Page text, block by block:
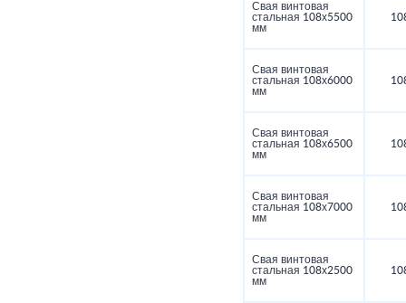
Свая винтовая
стальная 108х5500
мм
Свая винтовая
стальная 108х6000
мм
Свая винтовая
стальная 108х6500
мм
Свая винтовая
стальная 108х7000
мм
Свая винтовая
стальная 108х2500
мм